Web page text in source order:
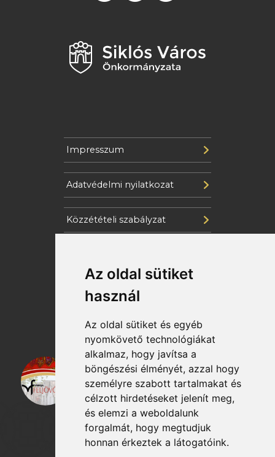
Az oldal sütiket
használ
Az oldal sütiket és egyéb
nyomkövető technológiákat
alkalmaz, hogy javítsa a
böngészési élményét, azzal hogy
személyre szabott tartalmakat és
célzott hirdetéseket jelenít meg,
és elemzi a weboldalunk
forgalmát, hogy megtudjuk
honnan érkeztek a látogatóink.
Impresszum
Adatvédelmi nyilatkozat
Közzétételi szabályzat
Katasztrófavédelem